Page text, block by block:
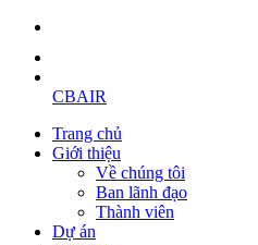
CBAIR
Trang chủ
Giới thiệu
Về chúng tôi
Ban lãnh đạo
Thành viên
Dự án